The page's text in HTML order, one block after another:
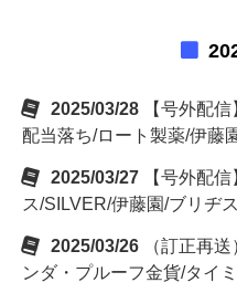
2025/03/28
【号外配
配当落ち/ロート製薬/伊藤園
2025/03/27
【号外配
ス/SILVER/伊藤園/ブリヂス
2025/03/26
（訂正再
ンダ・プルーフ金貨/タイ